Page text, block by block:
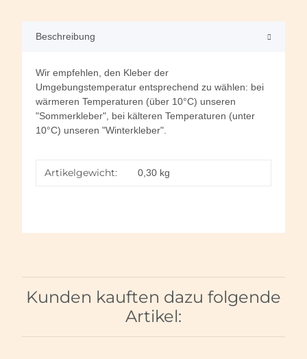
Beschreibung
Wir empfehlen, den Kleber der
Umgebungstemperatur entsprechend zu wählen: bei
wärmeren Temperaturen (über 10°C) unseren
"Sommerkleber", bei kälteren Temperaturen (unter
10°C) unseren "Winterkleber".
Artikelgewicht: 0,30 kg
Kunden kauften dazu folgende
Artikel: